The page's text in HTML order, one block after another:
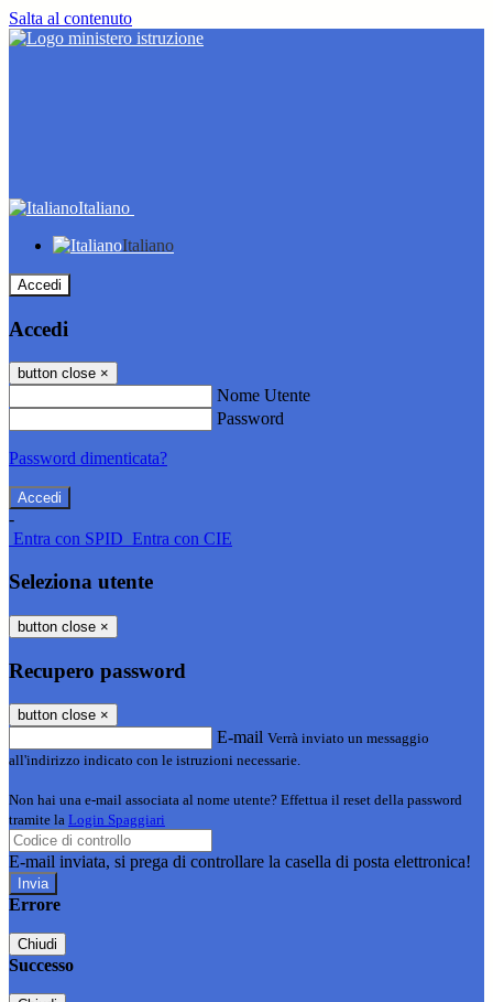
Salta al contenuto
Italiano
Italiano
Accedi
Accedi
button close ×
Nome Utente
Password
Password dimenticata?
-
Entra con SPID Entra con CIE
Seleziona utente
button close ×
Recupero password
button close ×
E-mail Verrà inviato un messaggio
all'indirizzo indicato con le istruzioni necessarie.
Non hai una e-mail associata al nome utente? Effettua il reset della password
tramite la Login Spaggiari
E-mail inviata, si prega di controllare la casella di posta elettronica!
Errore
Chiudi
Successo